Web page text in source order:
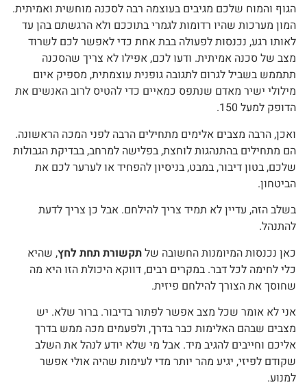
הגוף והמוח שלכם מגיבים בעוצמה רבה לסכנה מוחשית ואמיתית.
המון מערכות שהיו רדומות לגמרי בתוככם ולא הרגשתם בהן עד
לאותו רגע, נכנסות לפעולה בבת אחת כדי לאפשר לכם לשרוד
מצב של סכנה אמיתית. ודעו לכם, אפילו לא צריך שהסכנה
תתממש בשביל לגרום לתגובה גופנית עוצמתית, מספיק איום
מילולי ישיר מאדם שנתפס כמאיים כדי להטיס לרוב האנשים את
הדופק למעל 150.
ואכן, הרבה מצבים אלימים מתחילים הרבה לפני המכה הראשונה.
הם מתחילים בהתנהגות לוחצת, בפלישה למרחב, בבדיקת הגבולות
שלכם, בטון דיבור, במבט, בניסיון להפחיד או לערער לכם את
הביטחון.
בשלב הזה, עדיין לא תמיד צריך להילחם. אבל כן צריך לדעת
להתנהל.
כאן נכנסות המיומנות החשובה שלתקשורת תחת לחץ, שהיא
כלי לחימה לכל דבר. במקרים רבים, דווקא היכולת הזו היא מה
שחוסך את הצורך להילחם פיזית.
אני לא אומר שכל מצב אפשר לפתור בדיבור. ברור שלא. יש
מצבים שבהם האלימות כבר בדרך, ולפעמים מכה ממש בדרך
אליכם וחייבים להגיב מיד. אבל מי שלא יודע לנהל את השלב
שקודם לפיזי, יגיע מהר יותר מדי לעימות שהיה אולי אפשר
למנוע.